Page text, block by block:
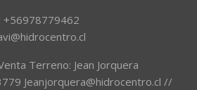
+56978779462
Terreno: Jean Jorquera
Jeanjorquera@hidrocentro.cl //